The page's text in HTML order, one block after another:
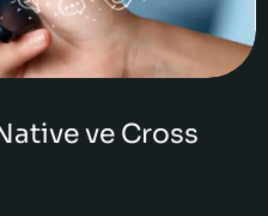
ve Cross